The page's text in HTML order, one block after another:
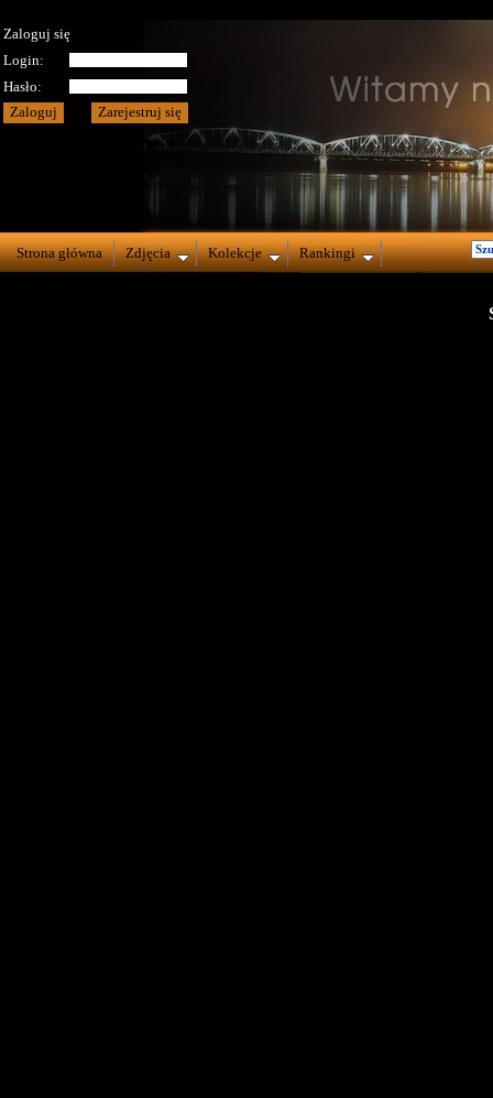
Zaloguj się
Login:
Hasło:
Strona główna Zdjęcia Kolekcje Rankingi